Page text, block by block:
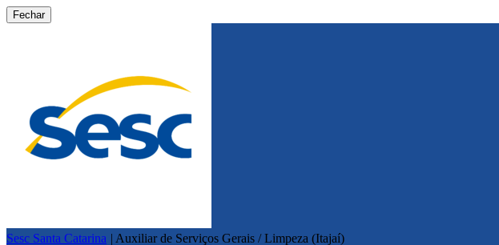
Fechar
Sesc Santa Catarina | Auxiliar de Serviços Gerais / Limpeza (Itajaí)